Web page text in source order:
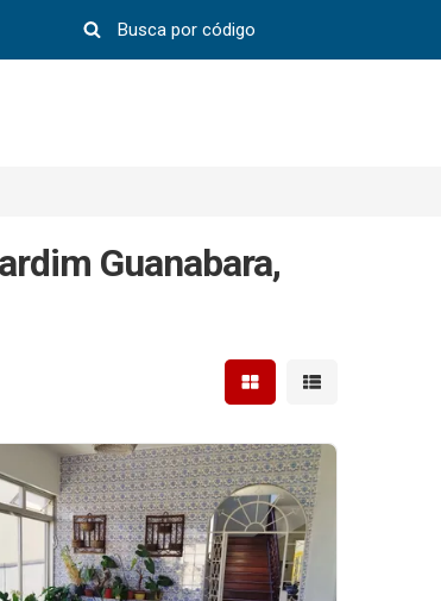
Guanabara,
Mostrar resultados em
Mostrar